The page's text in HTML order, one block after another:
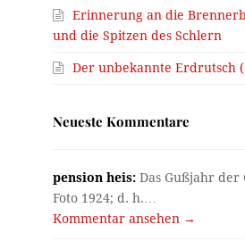
Erinnerung an die
und die Spitzen des Schlern
Der unbekannte Erdrutsch
Neueste Kommentare
pension heis: Das Gußjahr der
Foto 1924; d. h.…
Kommentar ansehen →